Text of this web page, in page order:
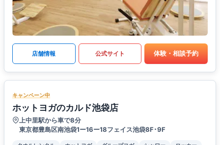
店舗情報 公式サイト 体験・相談予約
キャンペーン中
ホットヨガのカルド池袋店
上中里駅から車で8分
東京都豊島区南池袋1ー16ー18フェイス池袋8F･9F